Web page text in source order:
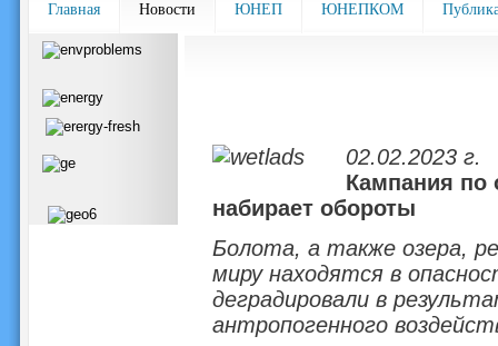
Главная Новости ЮНЕП ЮНЕПКОМ
02.02.2023 г.
Кампания по
набирает обороты
Болота, а также озера,
миру находятся в
деградировали в
антропогенного